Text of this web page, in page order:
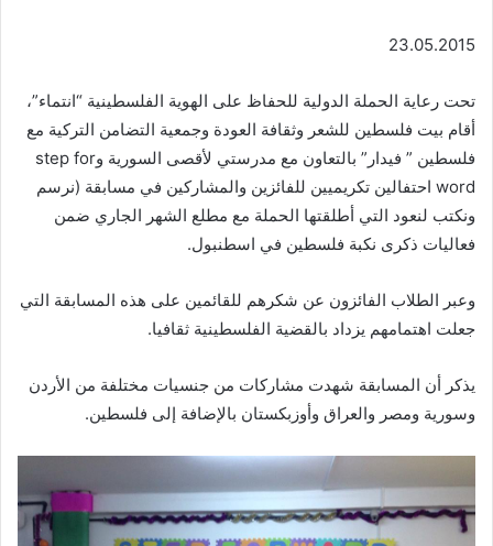
23.05.2015
تحت رعاية الحملة الدولية للحفاظ علی الهوية الفلسطينية “انتماء”،
أقام بيت فلسطين للشعر وثقافة العودة وجمعية التضامن التركية مع
فلسطين ” فيدار” بالتعاون مع مدرستي لأقصی السورية وstep for
word احتفالين تكريميين للفائزين والمشاركين في مسابقة (نرسم
ونكتب لنعود التي أطلقتها الحملة مع مطلع الشهر الجاري ضمن
فعاليات ذكری نكبة فلسطين في اسطنبول.
وعبر الطلاب الفائزون عن شكرهم للقائمين علی هذه المسابقة التي
جعلت اهتمامهم يزداد بالقضية الفلسطينية ثقافيا.
يذكر أن المسابقة شهدت مشاركات من جنسيات مختلفة من الأردن
وسورية ومصر والعراق وأوزبكستان بالإضافة إلی فلسطين.